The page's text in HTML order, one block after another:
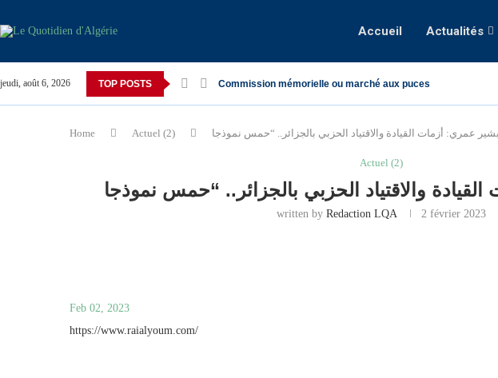
Accueil Actualités
jeudi, août 6, 2026 TOP POSTS Commission mémorielle ou marché aux puces
Home Actuel (2)
Actuel (2)
written by Redaction LQA 2 février 2023
Feb 02, 2023
https://www.raialyoum.com/